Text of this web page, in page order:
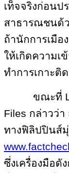
เท็จจริงก่อนป
สาธารณชนด้
ถ้านักการเมื
ให้เกิดความเ
ทำการเกาะติ
ขณะที่
Files กล่าวว่
ทางฟิลิปปินส์
ซึ่งเครื่องมือดั